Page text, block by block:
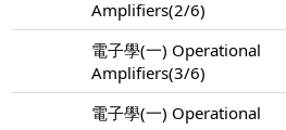
Amplifiers(2/6)
電子學(一) Operational
Amplifiers(3/6)
電子學(一) Operational